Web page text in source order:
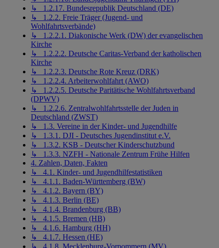
↳ 1.2.17. Bundesrepublik Deutschland (DE)
↳ 1.2.2. Freie Träger (Jugend- und
Wohlfahrtsverbände)
↳ 1.2.2.1. Diakonische Werk (DW) der evangelischen
Kirche
↳ 1.2.2.2. Deutsche Caritas-Verband der katholischen
Kirche
↳ 1.2.2.3. Deutsche Rote Kreuz (DRK)
↳ 1.2.2.4. Arbeiterwohlfahrt (AWO)
↳ 1.2.2.5. Deutsche Paritätische Wohlfahrtsverband
(DPWV)
↳ 1.2.2.6. Zentralwohlfahrtsstelle der Juden in
Deutschland (ZWST)
↳ 1.3. Vereine in der Kinder- und Jugendhilfe
↳ 1.3.1. DJI - Deutsches Jugendinstitut e.V.
↳ 1.3.2. KSB - Deutscher Kinderschutzbund
↳ 1.3.3. NZFH - Nationale Zentrum Frühe Hilfen
4. Zahlen, Daten, Fakten
↳ 4.1. Kinder- und Jugendhilfestatistiken
↳ 4.1.1. Baden-Württemberg (BW)
↳ 4.1.2. Bayern (BY)
↳ 4.1.3. Berlin (BE)
↳ 4.1.4. Brandenburg (BB)
↳ 4.1.5. Bremen (HB)
↳ 4.1.6. Hamburg (HH)
↳ 4.1.7. Hessen (HE)
↳ 4.1.8. Mecklenburg-Vorpommern (MV)